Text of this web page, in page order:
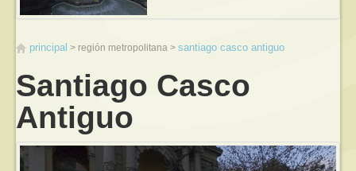
principal región metropolitana santiago casco antiguo
Santiago Casco
Antiguo